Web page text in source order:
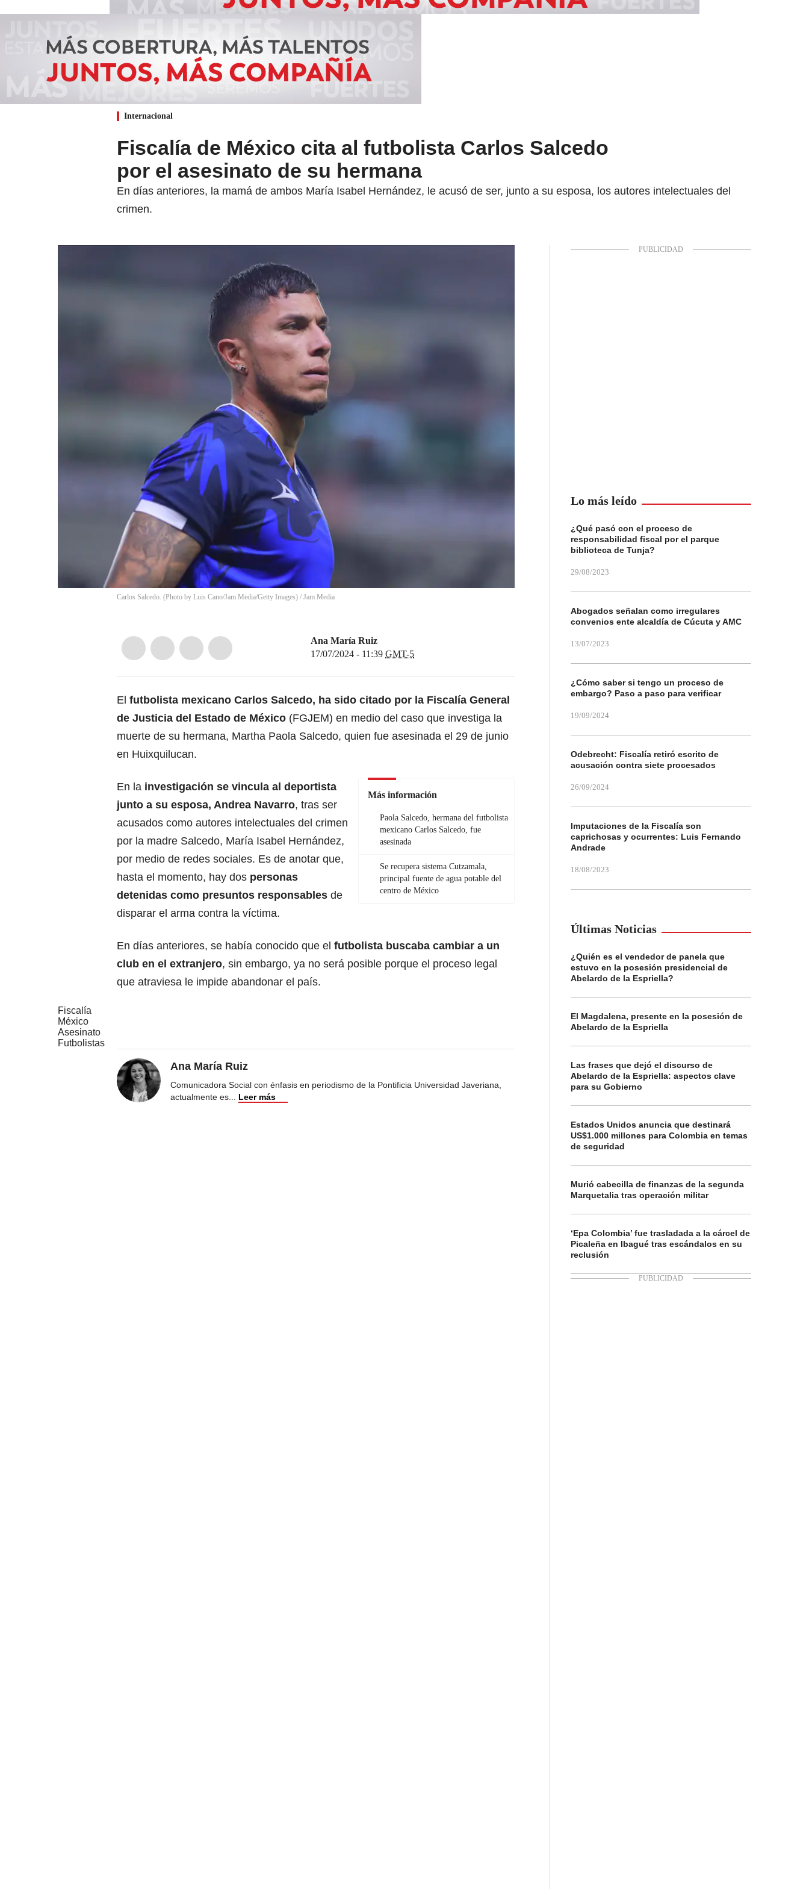
Internacional
Fiscalía de México cita al futbolista Carlos Salcedo
por el asesinato de su hermana
En días anteriores, la mamá de ambos María Isabel Hernández, le acusó de ser, junto a su esposa, los autores intelectuales del
crimen.
Carlos Salcedo. (Photo by Luis Cano/Jam Media/Getty Images) / Jam Media
Ana María Ruiz
17/07/2024 - 11:39 GMT-5
El futbolista mexicano Carlos Salcedo, ha sido citado por la Fiscalía General
de Justicia del Estado de México (FGJEM) en medio del caso que investiga la
muerte de su hermana, Martha Paola Salcedo, quien fue asesinada el 29 de junio
en Huixquilucan.
Más información
Paola Salcedo, hermana del futbolista
mexicano Carlos Salcedo, fue
asesinada
Se recupera sistema Cutzamala,
principal fuente de agua potable del
centro de México
En la investigación se vincula al deportista
junto a su esposa, Andrea Navarro, tras ser
acusados como autores intelectuales del crimen
por la madre Salcedo, María Isabel Hernández,
por medio de redes sociales. Es de anotar que,
hasta el momento, hay dos personas
detenidas como presuntos responsables de
disparar el arma contra la víctima.
En días anteriores, se había conocido que el futbolista buscaba cambiar a un
club en el extranjero, sin embargo, ya no será posible porque el proceso legal
que atraviesa le impide abandonar el país.
Fiscalía
México
Asesinato
Futbolistas
Ana María Ruiz
Comunicadora Social con énfasis en periodismo de la Pontificia Universidad Javeriana,
actualmente es... Leer más
Lo más leído
¿Qué pasó con el proceso de
responsabilidad fiscal por el parque
biblioteca de Tunja?
29/08/2023
Abogados señalan como irregulares
convenios ente alcaldía de Cúcuta y AMC
13/07/2023
¿Cómo saber si tengo un proceso de
embargo? Paso a paso para verificar
19/09/2024
Odebrecht: Fiscalía retiró escrito de
acusación contra siete procesados
26/09/2024
Imputaciones de la Fiscalía son
caprichosas y ocurrentes: Luis Fernando
Andrade
18/08/2023
Últimas Noticias
¿Quién es el vendedor de panela que
estuvo en la posesión presidencial de
Abelardo de la Espriella?
El Magdalena, presente en la posesión de
Abelardo de la Espriella
Las frases que dejó el discurso de
Abelardo de la Espriella: aspectos clave
para su Gobierno
Estados Unidos anuncia que destinará
US$1.000 millones para Colombia en temas
de seguridad
Murió cabecilla de finanzas de la segunda
Marquetalia tras operación militar
‘Epa Colombia’ fue trasladada a la cárcel de
Picaleña en Ibagué tras escándalos en su
reclusión